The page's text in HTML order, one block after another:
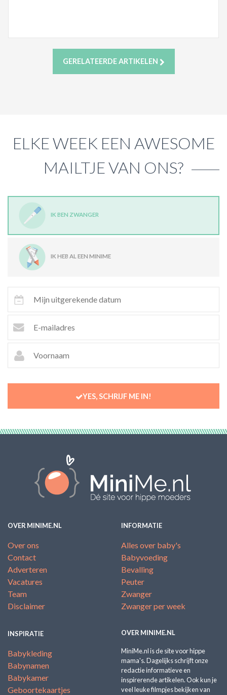
GERELATEERDE ARTIKELEN
ELKE WEEK EEN AWESOME
MAILTJE VAN ONS?
IK BEN ZWANGER
IK HEB AL EEN MINIME
YES, SCHRIJF ME IN!
OVER MINIME.NL
Over ons
Contact
Adverteren
Vacatures
Team
Disclaimer
INFORMATIE
Alles over baby's
Babyvoeding
Bevalling
Peuter
Zwanger
Zwanger per week
INSPIRATIE
Babykleding
Babynamen
Babykamer
Geboortekaartjes
OVER MINIME.NL
MiniMe.nl is de site voor hippe
mama's. Dagelijks schrijft onze
redactie informatieve en
inspirerende artikelen. Ook kun je
veel leuke filmpjes bekijken van